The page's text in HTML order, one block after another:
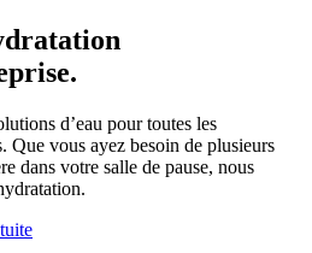
d’eau pour toutes les
Que vous ayez besoin de plusieurs
dans votre salle de pause, nous